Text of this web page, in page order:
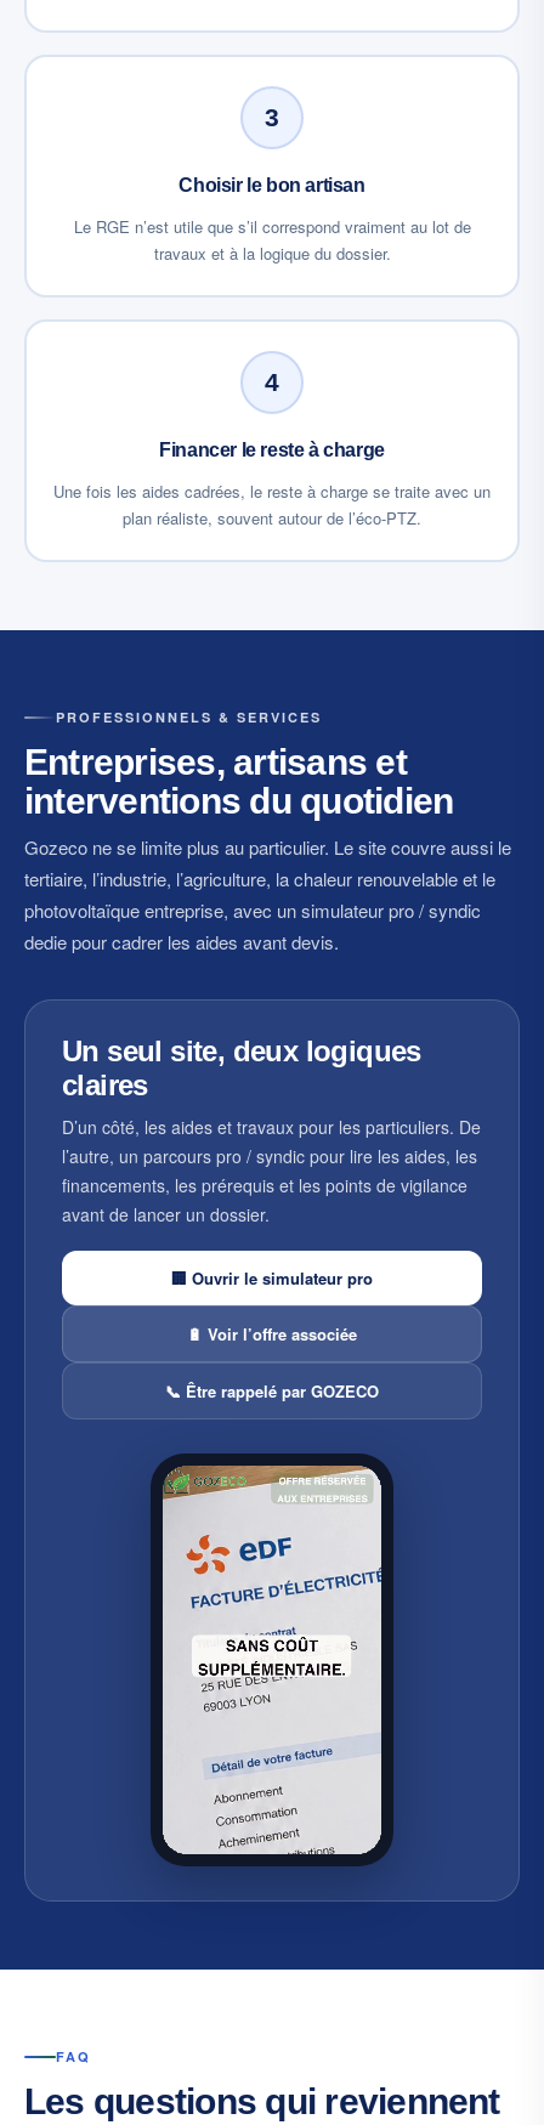
3
Choisir le bon artisan
Le RGE n’est utile que s’il correspond vraiment au lot de
travaux et à la logique du dossier.
4
Financer le reste à charge
Une fois les aides cadrées, le reste à charge se traite avec un
plan réaliste, souvent autour de l’éco-PTZ.
PROFESSIONNELS & SERVICES
Entreprises, artisans et
interventions du quotidien
Gozeco ne se limite plus au particulier. Le site couvre aussi le
tertiaire, l’industrie, l’agriculture, la chaleur renouvelable et le
photovoltaïque entreprise, avec un simulateur pro / syndic
dedie pour cadrer les aides avant devis.
Un seul site, deux logiques
claires
D’un côté, les aides et travaux pour les particuliers. De
l’autre, un parcours pro / syndic pour lire les aides, les
financements, les prérequis et les points de vigilance
avant de lancer un dossier.
🏢 Ouvrir le simulateur pro
🔋 Voir l’offre associée
📞 Être rappelé par GOZECO
FAQ
Les questions qui reviennent